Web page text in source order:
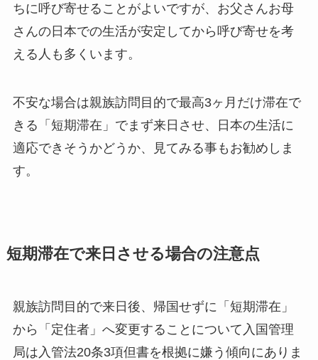
ちに呼び寄せることがよいですが、お父さんお母
さんの日本での生活が安定してから呼び寄せを考
える人も多くいます。
不安な場合は親族訪問目的で最高3ヶ月だけ滞在で
きる「短期滞在」でまず来日させ、日本の生活に
適応できそうかどうか、見てみる事もお勧めしま
す。
短期滞在で来日させる場合の注意点
親族訪問目的で来日後、帰国せずに「短期滞在」
から「定住者」へ変更することについて入国管理
局は入管法20条3項但書を根拠に嫌う傾向にありま